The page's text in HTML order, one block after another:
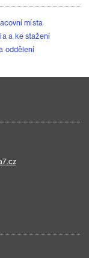
místa
a ke stažení
oddělení